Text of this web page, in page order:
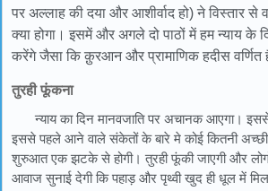
पर अल्लाह की दया और आशीर्वाद हो) ने विस्तार से
क्या होगा। इसमें और अगले दो पाठों में हम न्याय के
करेंगे जैसा कि क़ुरआन और प्रामाणिक हदीस वर्णित
तुरही फूंकना
न्याय का दिन मानवजाति पर अचानक आएगा।
इससे पहले आने वाले संकेतों के बारे मे कोई कितनी
शुरुआत एक झटके से होगी। तुरही फूंकी जाएगी और
आवाज सुनाई देगी कि पहाड़ और पृथ्वी खुद ही धूल में